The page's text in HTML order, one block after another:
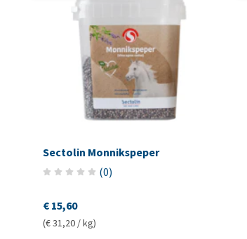
Sectolin Monnikspeper
(0)
€ 15,60
(€ 31,20 / kg)